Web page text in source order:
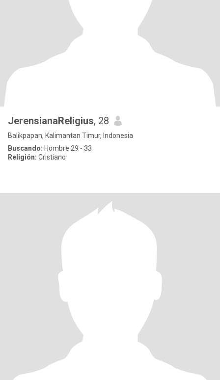
JerensianaReligius, 28
Balikpapan, Kalimantan Timur, Indonesia
Buscando: Hombre 29 - 33
Religión: Cristiano